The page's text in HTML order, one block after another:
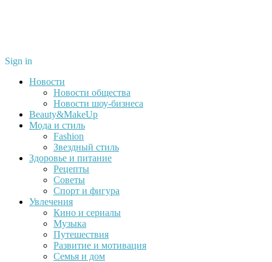
Sign in
Новости
Новости общества
Новости шоу-бизнеса
Beauty&MakeUp
Мода и стиль
Fashion
Звездный стиль
Здоровье и питание
Рецепты
Советы
Спорт и фигура
Увлечения
Кино и сериалы
Музыка
Путешествия
Развитие и мотивация
Семья и дом